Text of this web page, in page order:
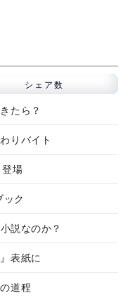
シェア数
たら？
りバイト
場
ク
説なのか？
表紙に
道程